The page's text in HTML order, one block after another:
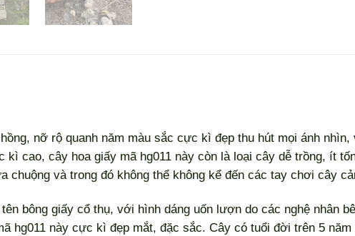
nỡ rộ quanh năm màu sắc cực kì đẹp thu hút mọi ánh
kì cao, cây hoa giấy mã hg011 này còn là loại cây dễ trồng, ít
chuộng và trong đó không thể không kể đến các tay chơi cây
bông giấy cổ thụ, với hình dáng uốn lượn do các nghệ nhân
hg011 này cực kì đẹp mắt, đặc sắc. Cây có tuổi đời trên 5